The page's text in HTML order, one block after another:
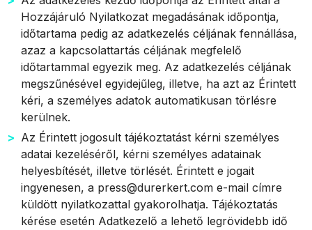
Hozzájáruló Nyilatkozat megadásának időpontja,
időtartama pedig az adatkezelés céljának fennállása,
azaz a kapcsolattartás céljának megfelelő
időtartammal egyezik meg. Az adatkezelés céljának
megszűnésével egyidejűleg, illetve, ha azt az Érintett
kéri, a személyes adatok automatikusan törlésre
kerülnek.
Az Érintett jogosult tájékoztatást kérni személyes
adatai kezeléséről, kérni személyes adatainak
helyesbítését, illetve törlését. Érintett e jogait
ingyenesen, a press@durerkert.com e-mail címre
küldött nyilatkozattal gyakorolhatja. Tájékoztatás
kérése esetén Adatkezelő a lehető legrövidebb idő